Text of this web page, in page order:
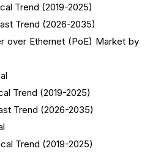
(2019-2025)
(2026-2035)
Ethernet (PoE) Market by
(2019-2025)
(2026-2035)
(2019-2025)